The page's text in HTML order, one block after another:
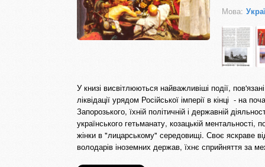
Мова:
У книзі висвітлюються найважливіші події,
ліквідації урядом Російської імперії в кінці - на
Запорозького, їхній політичній і державній
українського гетьманату, козацькій
жінки в "лицарському" середовищі. Своє яскраве
володарів іноземних держав, їхнє сприйняття за